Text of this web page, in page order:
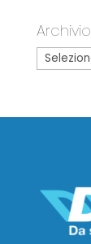
Archivio